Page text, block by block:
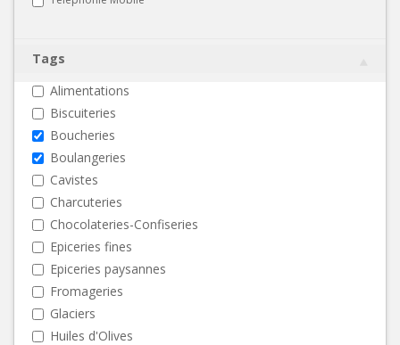
Tags
Alimentations
Biscuiteries
Boucheries
Boulangeries
Cavistes
Charcuteries
Chocolateries-Confiseries
Epiceries fines
Epiceries paysannes
Fromageries
Glaciers
Huiles d'Olives